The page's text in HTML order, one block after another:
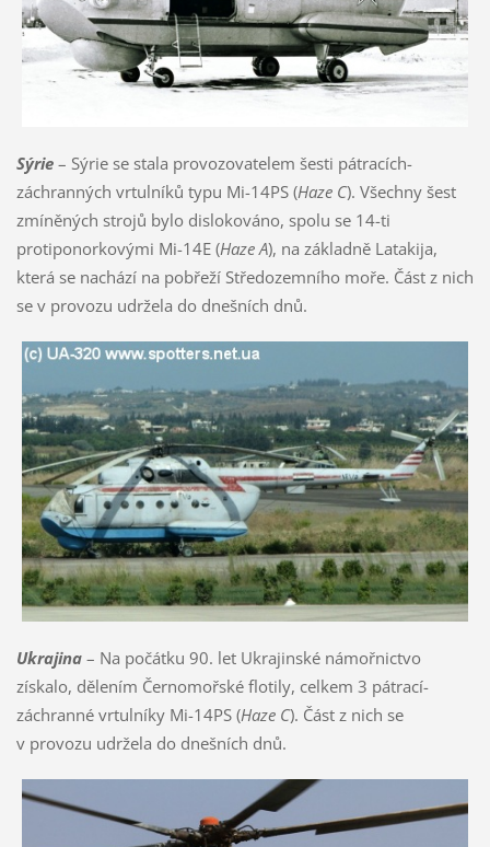
Sýrie– Sýrie se stala provozovatelem šesti pátracích-
záchranných vrtulníků typu Mi-14PS (Haze C). Všechny šest
zmíněných strojů bylo dislokováno, spolu se 14-ti
protiponorkovými Mi-14E (Haze A), na základně Latakija,
která se nachází na pobřeží Středozemního moře. Část z nich
se v provozu udržela do dnešních dnů.
Ukrajina– Na počátku 90. let Ukrajinské námořnictvo
získalo, dělením Černomořské flotily, celkem 3 pátrací-
záchranné vrtulníky Mi-14PS (Haze C). Část z nich se
v provozu udržela do dnešních dnů.